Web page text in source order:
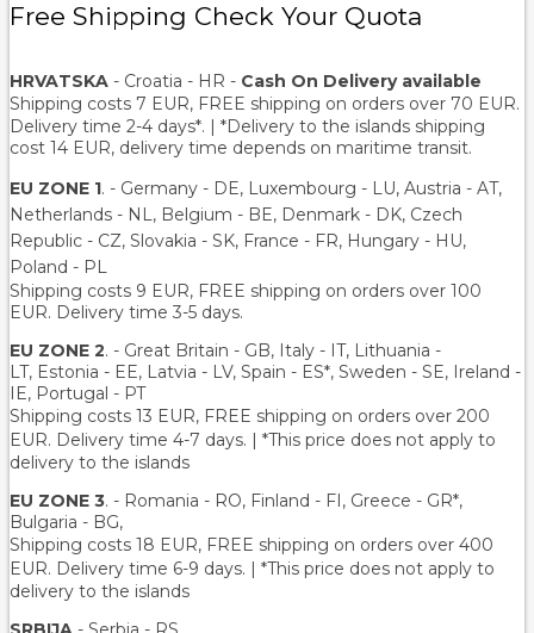
Free Shipping Check Your Quota
HRVATSKA - Croatia - HR - Cash On Delivery available
Shipping costs 7 EUR, FREE shipping on orders over 70 EUR.
Delivery time 2-4 days*. | *Delivery to the islands shipping
cost 14 EUR, delivery time depends on maritime transit.
EU ZONE 1. - Germany - DE, Luxembourg - LU, Austria - AT,
Netherlands - NL, Belgium - BE, Denmark - DK, Czech
Republic - CZ, Slovakia - SK, France - FR, Hungary - HU,
Poland - PL
Shipping costs 9 EUR, FREE shipping on orders over 100
EUR. Delivery time 3-5 days.
EU ZONE 2. - Great Britain - GB, Italy - IT, Lithuania -
LT, Estonia - EE, Latvia - LV, Spain - ES*, Sweden - SE, Ireland -
IE, Portugal - PT
Shipping costs 13 EUR, FREE shipping on orders over 200
EUR. Delivery time 4-7 days. | *This price does not apply to
delivery to the islands
EU ZONE 3. - Romania - RO, Finland - FI, Greece - GR*,
Bulgaria - BG,
Shipping costs 18 EUR, FREE shipping on orders over 400
EUR. Delivery time 6-9 days. | *This price does not apply to
delivery to the islands